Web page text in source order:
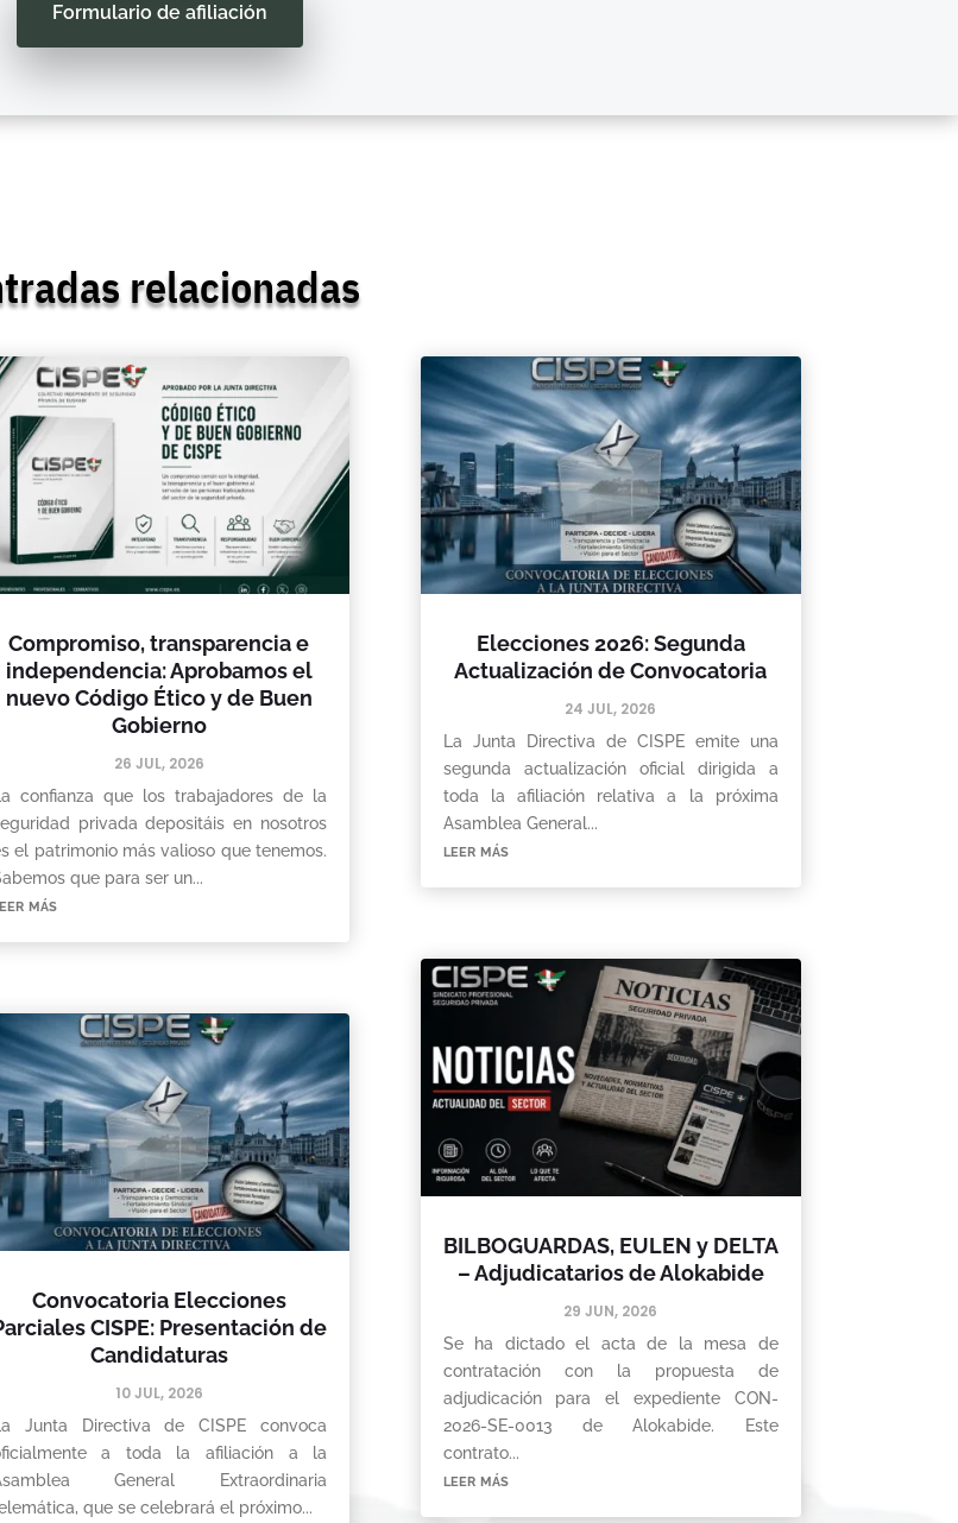
Formulario de afiliación
relacionadas
Compromiso, transparencia e
independencia: Aprobamos el
nuevo Código Ético y de Buen
Gobierno
26 JUL, 2026
confianza que los trabajadores de la
privada depositáis en nosotros
el patrimonio más valioso que tenemos.
que para ser un...
más
Convocatoria Elecciones
CISPE: Presentación de
Candidaturas
10 JUL, 2026
Junta Directiva de CISPE convoca
a toda la afiliación a la
General Extraordinaria
que se celebrará el próximo...
Elecciones 2026: Segunda
Actualización de Convocatoria
24 JUL, 2026
La Junta Directiva de CISPE emite una
segunda actualización oficial dirigida a
toda la afiliación relativa a la próxima
Asamblea General...
leer más
BILBOGUARDAS, EULEN y DELTA
– Adjudicatarios de Alokabide
29 JUN, 2026
Se ha dictado el acta de la mesa de
contratación con la propuesta de
adjudicación para el expediente CON-
2026-SE-0013 de Alokabide. Este
contrato...
leer más